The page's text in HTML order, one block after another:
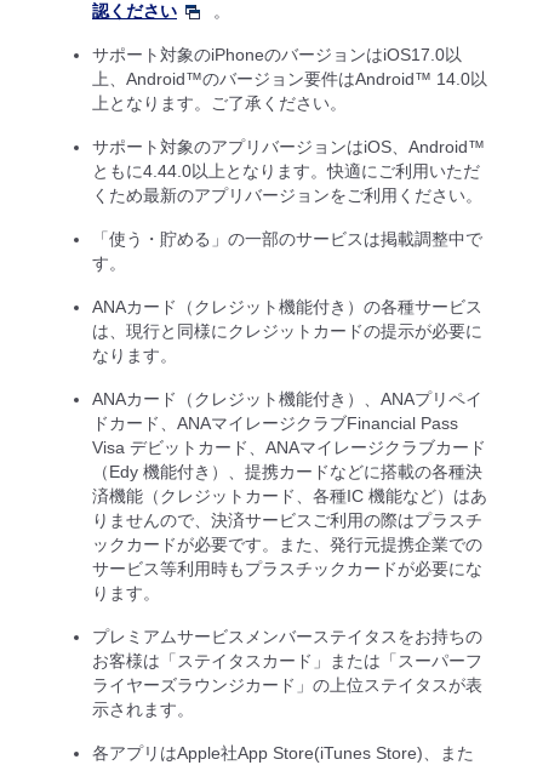
認ください
。
サポート対象のiPhoneのバージョンはiOS17.0以
上、Android™のバージョン要件はAndroid™ 14.0以
上となります。ご了承ください。
サポート対象のアプリバージョンはiOS、Android™
ともに4.44.0以上となります。快適にご利用いただ
くため最新のアプリバージョンをご利用ください。
「使う・貯める」の一部のサービスは掲載調整中で
す。
ANAカード（クレジット機能付き）の各種サービス
は、現⾏と同様にクレジットカードの提⽰が必要に
なります。
ANAカード（クレジット機能付き）、ANAプリペイ
ドカード、ANAマイレージクラブFinancial Pass
Visa デビットカード、ANAマイレージクラブカード
（Edy 機能付き）、提携カードなどに搭載の各種決
済機能（クレジットカード、各種IC 機能など）はあ
りませんので、決済サービスご利⽤の際はプラスチ
ックカードが必要です。また、発⾏元提携企業での
サービス等利⽤時もプラスチックカードが必要にな
ります。
プレミアムサービスメンバーステイタスをお持ちの
お客様は「ステイタスカード」または「スーパーフ
ライヤーズラウンジカード」の上位ステイタスが表
示されます。
各アプリはApple社App Store(iTunes Store)、また